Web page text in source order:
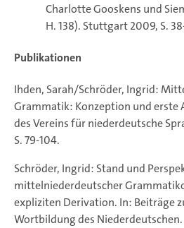
Charlotte Gooskens und
H. 138). Stuttgart 2009, S.
Publikationen
Ihden, Sarah/Schröder, Ingrid:
Grammatik: Konzeption und erste
des Vereins für niederdeutsche
S. 79-104.
Schröder, Ingrid: Stand und
mittelniederdeutscher
expliziten Derivation. In: Beiträge
Wortbildung des